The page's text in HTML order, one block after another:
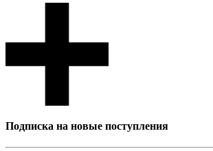
Подписка на новые поступления